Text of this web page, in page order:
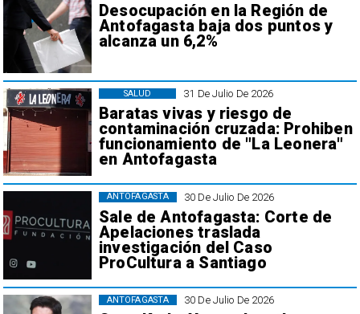
Desocupación en la Región de
Antofagasta baja dos puntos y
alcanza un 6,2%
31 De Julio De 2026
Baratas vivas y riesgo de
contaminación cruzada: Prohiben
funcionamiento de "La Leonera"
en Antofagasta
SALUD
30 De Julio De 2026
Sale de Antofagasta: Corte de
Apelaciones traslada
investigación del Caso
ProCultura a Santiago
ANTOFAGASTA
30 De Julio De 2026
ANTOFAGASTA